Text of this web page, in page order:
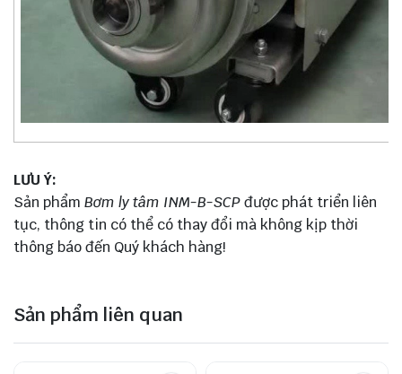
LƯU Ý:
Sản phẩm Bơm ly tâm INM-B-SCPđược phát triển liên
tục, thông tin có thể có thay đổi mà không kịp thời
thông báo đến Quý khách hàng!
Sản phẩm liên quan